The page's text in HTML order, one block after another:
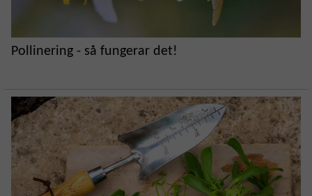
Pollinering - så fungerar det!